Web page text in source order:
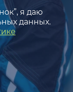
я даю
данных.